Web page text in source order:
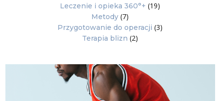
Leczenie i opieka 360°+ (19)
Metody (7)
Przygotowanie do operacji (3)
Terapia blizn (2)